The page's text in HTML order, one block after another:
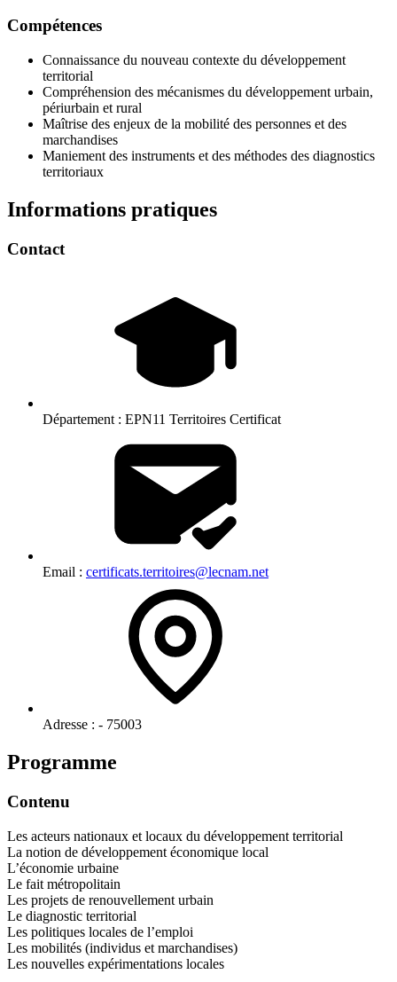
Compétences
Connaissance du nouveau contexte du développement
territorial
Compréhension des mécanismes du développement urbain,
périurbain et rural
Maîtrise des enjeux de la mobilité des personnes et des
marchandises
Maniement des instruments et des méthodes des diagnostics
territoriaux
Informations pratiques
Contact
Département : EPN11 Territoires Certificat
Email : certificats.territoires@lecnam.net
Adresse : - 75003
Programme
Contenu
Les acteurs nationaux et locaux du développement territorial
La notion de développement économique local
L’économie urbaine
Le fait métropolitain
Les projets de renouvellement urbain
Le diagnostic territorial
Les politiques locales de l’emploi
Les mobilités (individus et marchandises)
Les nouvelles expérimentations locales